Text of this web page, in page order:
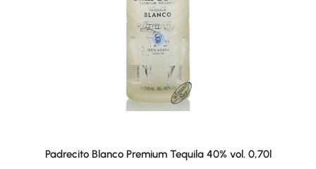
Padrecito Blanco Premium Tequila 40% vol. 0,70l